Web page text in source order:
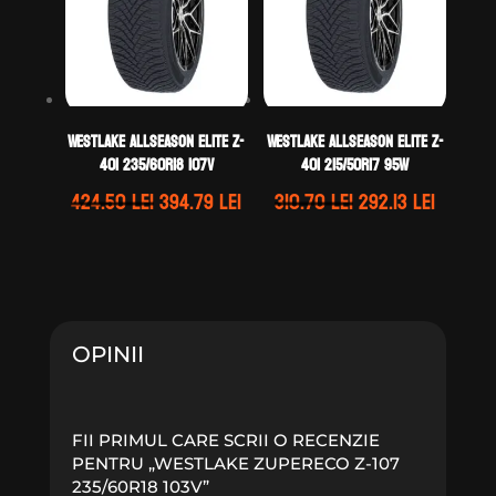
WestLake ALLSEASON ELITE Z-
401 235/60R18 107V
424.50leiPrețul
394.79leiPrețul
WestLake ALLSEASON ELITE Z-
401 215/50R17 95W
310.70leiPrețul
292.13leiPrețul
OPINII
FII PRIMUL CARE SCRII O RECENZIE
PENTRU „WESTLAKE ZUPERECO Z-107
235/60R18 103V”